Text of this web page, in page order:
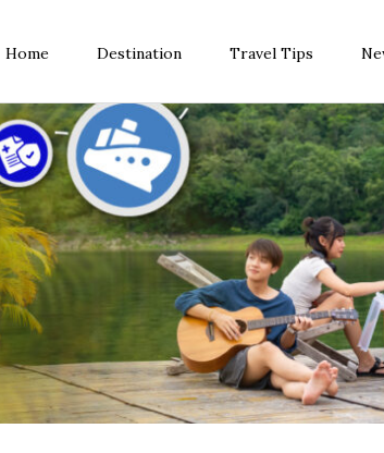
Home Destination Travel Tips